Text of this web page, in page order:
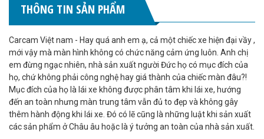
THÔNG TIN SẢN PHẨM
Carcam Việt nam - Hay quá anh em ạ, cả một chiếc xe hiện đại vầy ,
mới vậy mà màn hình không có chức năng cảm ứng luôn. Anh chị
em đừng ngạc nhiên, nhà sản xuất người Đức họ có mục đích của
họ, chứ không phải công nghệ hay giá thành của chiếc màn đâu?!
Mục đích của họ là lái xe không được phân tâm khi lái xe, hướng
đến an toàn nhưng màn trung tâm vẫn đủ to đẹp và không gây
thêm hành động khi lái xe. Đó có lẽ cũng là những luật khi sản xuất
các sản phẩm ở Châu âu hoặc là ý tưởng an toàn của nhà sản xuất.